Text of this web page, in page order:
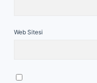
Web Sitesi